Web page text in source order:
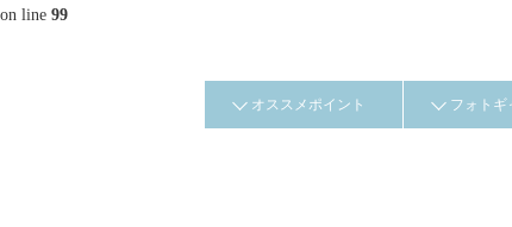
on line 99
オススメポイント フォトギ